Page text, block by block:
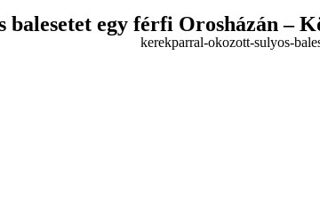
egy férfi Orosházán –